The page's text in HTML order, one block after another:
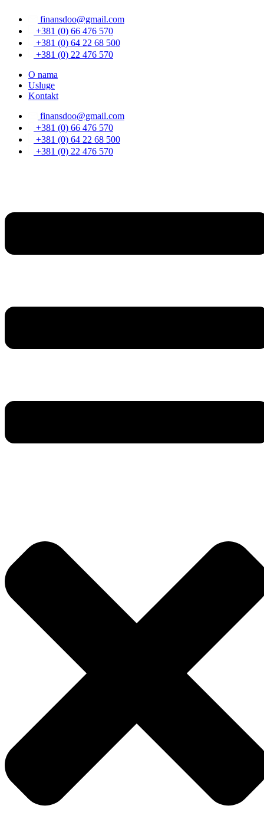
садржај
finansdoo@gmail.com
+381 (0) 66 476 570
+381 (0) 64 22 68 500
+381 (0) 22 476 570
O nama
Usluge
Kontakt
finansdoo@gmail.com
+381 (0) 66 476 570
+381 (0) 64 22 68 500
+381 (0) 22 476 570